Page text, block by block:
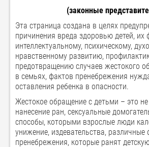
(законные
Эта страница создана в целях
причинения вреда здоровью детей, их
интеллектуальному, психическому,
нравственному развитию,
предотвращению случаев жестокого
в семьях, фактов пренебрежения
оставления ребенка в опасности.
Жестокое обращение с детьми – это
нанесение ран, сексуальные
способы, которыми взрослые люди
унижение, издевательства,
пренебрежения, которые ранят